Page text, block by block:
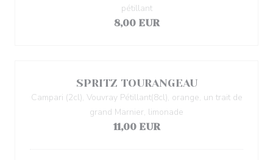
pétillant
8,00 EUR
SPRITZ TOURANGEAU
Campari (2cl), Vouvray Pétillant(8cl), orange, un trait de
grand Marnier, limonade
11,00 EUR